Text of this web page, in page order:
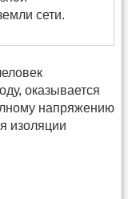
сети.
оказывается
напряжению
изоляции